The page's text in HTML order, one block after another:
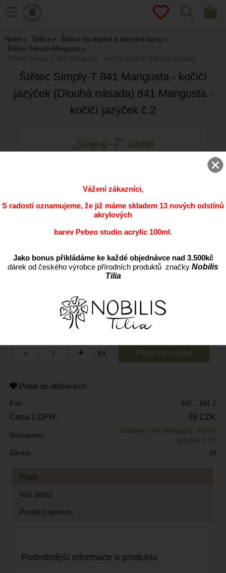
Home Štětce
Štětce na olejové a akrylové barvy
Štětce T-brush Mangusta
Štětec Simply-T 841 Mangusta - kočičí jazýček (Dlouhá násada)
Štětec Simply-T 841 Mangusta - kočičí
jazýček (Dlouhá násada) 841 Mangusta -
kočičí jazýček č.2
Vyberte variantu:
ks
Přidat do oblíbených
Kód: 841... 841 2
Cena s DPH: 28 CZK
Dostupnost:
Skladem ( 841 Mangusta - kočičí
jazýček č.2 )
Záruka:
24
Popis
Váš dotaz
Poslat známénu
Podrobnější informace o produktu
Vážení zákazníci,
S radostí oznamujeme, že již máme skladem 13 nových odstínů
akrylových
barev Pebeo studio acrylic 100ml.
Jako bonus přikládáme ke každé objednávce nad 3.500kč
dárek od českého výrobce přírodních produktů značky Nobilis
Tilia